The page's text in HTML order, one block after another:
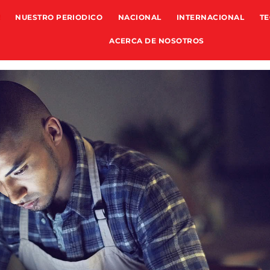
NUESTRO PERIODICO NACIONAL INTERNACIONAL
ACERCA DE NOSOTROS